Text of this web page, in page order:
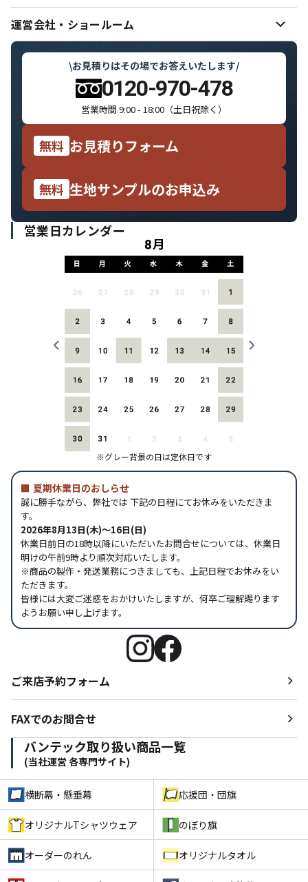
ーご希望どおりの色味を実現するために
ーデザインサンプル集
ー価格表
お支払い・領収書について
ー のれんと日よけ幕の仕立て·お手入れ方法
よくいただくご質問
ーのれん・日よけ幕の設置用備品
運営会社・ショールーム
ー運営会社・スタッフ紹介
ショールームのご案内
メディア掲載履歴
特定商取引に基づく表記
\お見積りはその場でお答えいたします/
0120-970-478
営業時間 9:00 - 18:00（土日祝除く）
無料 お見積りフォーム
無料 生地サンプルのお申込み
営業日カレンダー
※グレー背景の日は定休日です
■ 夏期休業日のおしらせ
誠に勝手ながら、弊社では 下記の日程にてお休みをいただきま
す。
2026年8月13日(木)～16日(日)
休業日前日の18時以降にいただいたお問合せについては、休業日
明けの午前9時より順次対応いたします。
※商品の製作・発送業務につきましても、上記日程でお休みをい
ただきます。
皆様には大変ご迷惑をおかけいたしますが、何卒ご理解賜ります
ようお願い申し上げます。
ご来店予約フォーム
FAXでのお問合せ
バンテック取り扱い商品一覧
(当社運営 各専門サイト)
横断幕・懸垂幕 応援団・団旗
オリジナルTシャツウェア のぼり旗
オーダーのれん オリジナルタオル